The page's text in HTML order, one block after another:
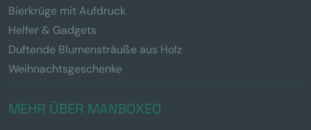
Bierkrüge mit Aufdruck
Helfer & Gadgets
Duftende Blumensträuße aus Holz
Weihnachtsgeschenke
MEHR ÜBER MANBOXEO